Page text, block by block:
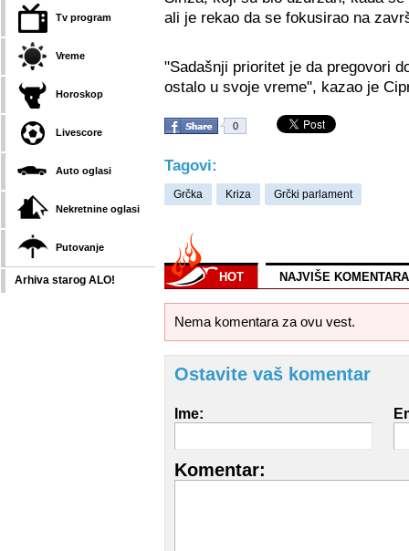
Tv program
Vreme
Horoskop
Livescore
Auto oglasi
Nekretnine oglasi
Putovanje
Arhiva starog ALO!
ali je rekao da se fokusirao na
"Sadašnji prioritet je da pregovori
ostalo u svoje vreme", kazao je
0
Tagovi:
Grčka Kriza Grčki parlament
HOT NAJVIŠE KOMENTARA
Nema komentara za ovu vest.
Ostavite vaš komentar
Ime:
Komentar: